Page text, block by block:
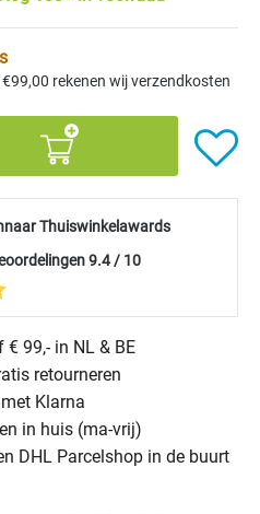
rekenen wij verzendkosten
Thuiswinkelawards
9.4 / 10
99,- in NL & BE
retourneren
Klarna
in huis (ma-vrij)
DHL Parcelshop in de buurt